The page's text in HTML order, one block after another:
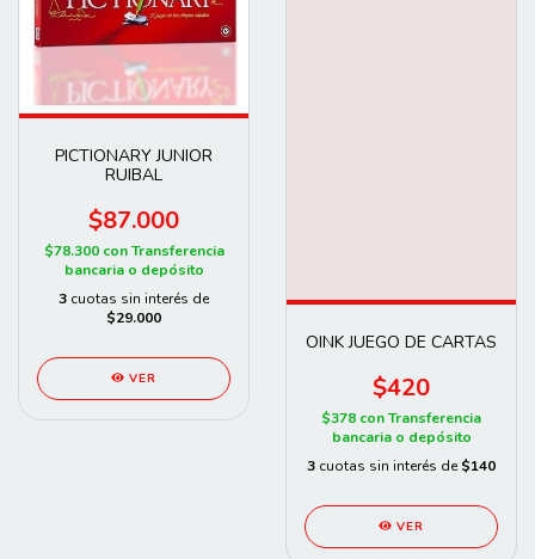
PICTIONARY JUNIOR
RUIBAL
$87.000
$78.300 con Transferencia
bancaria o depósito
3 cuotas sin interés de
$29.000
VER
OINK JUEGO DE CARTAS
$420
$378 conTransferencia
bancaria o depósito
3 cuotas sin interés de $140
VER